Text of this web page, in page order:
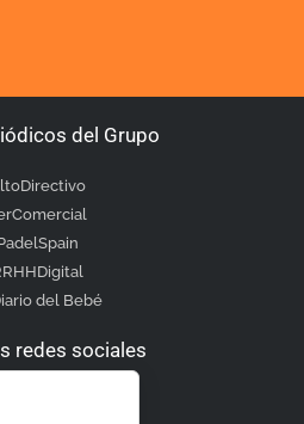
del Grupo
del Bebé
redes sociales